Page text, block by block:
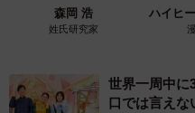
森岡 浩
姓氏研究家
ハイヒ
世界一周中
口では言えな